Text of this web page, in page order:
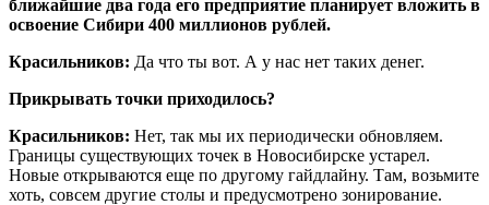
ближайшие два года его предприятие планирует вложить в
освоение Сибири 400 миллионов рублей.
Красильников: Да что ты вот. А у нас нет таких денег.
Прикрывать точки приходилось?
Красильников: Нет, так мы их периодически обновляем.
Границы существующих точек в Новосибирске устарел.
Новые открываются еще по другому гайдлайну. Там, возьмите
хоть, совсем другие столы и предусмотрено зонирование.